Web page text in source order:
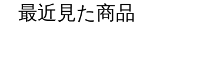
最近見た商品